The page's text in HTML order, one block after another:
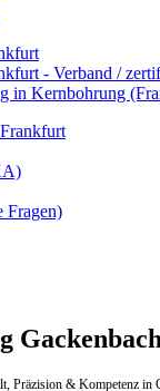
Fragen)
Gackenbach
Präzision & Kompetenz in